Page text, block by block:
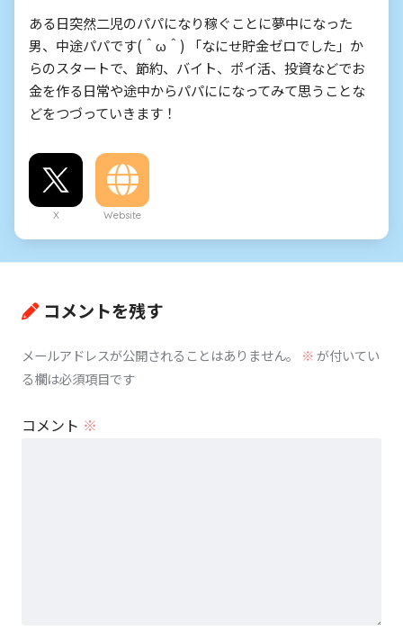
ある日突然二児のパパになり稼ぐことに夢中になった
男、中途パパです(＾ω＾) 「なにせ貯金ゼロでした」か
らのスタートで、節約、バイト、ポイ活、投資などでお
金を作る日常や途中からパパにになってみて思うことな
どをつづっていきます！
X Website
コメントを残す
メールアドレスが公開されることはありません。 ※が付いてい
る欄は必須項目です
コメント ※